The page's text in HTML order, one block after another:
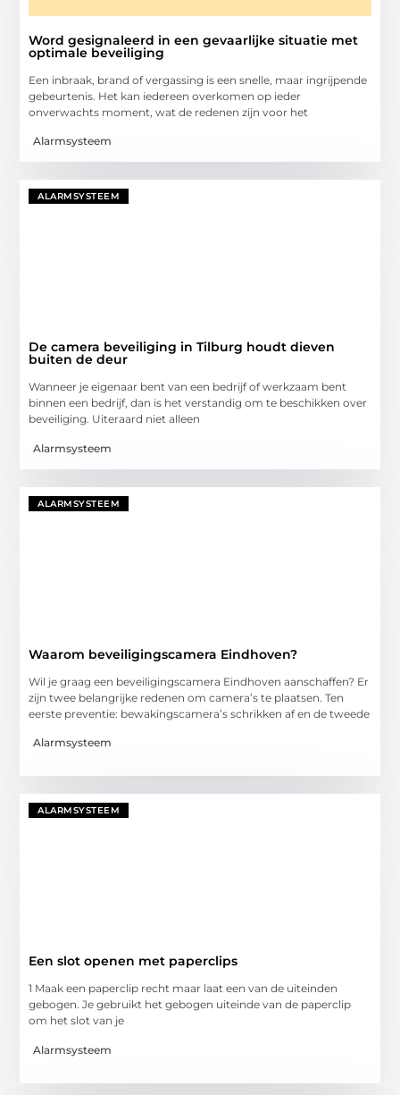
Word gesignaleerd in een gevaarlijke situatie met
optimale beveiliging
Een inbraak, brand of vergassing is een snelle, maar ingrijpende
gebeurtenis. Het kan iedereen overkomen op ieder
onverwachts moment, wat de redenen zijn voor het
Alarmsysteem
ALARMSYSTEEM
De camera beveiliging in Tilburg houdt dieven
buiten de deur
Wanneer je eigenaar bent van een bedrijf of werkzaam bent
binnen een bedrijf, dan is het verstandig om te beschikken over
beveiliging. Uiteraard niet alleen
Alarmsysteem
ALARMSYSTEEM
Waarom beveiligingscamera Eindhoven?
Wil je graag een beveiligingscamera Eindhoven aanschaffen? Er
zijn twee belangrijke redenen om camera’s te plaatsen. Ten
eerste preventie: bewakingscamera’s schrikken af en de tweede
Alarmsysteem
ALARMSYSTEEM
Een slot openen met paperclips
1 Maak een paperclip recht maar laat een van de uiteinden
gebogen. Je gebruikt het gebogen uiteinde van de paperclip
om het slot van je
Alarmsysteem